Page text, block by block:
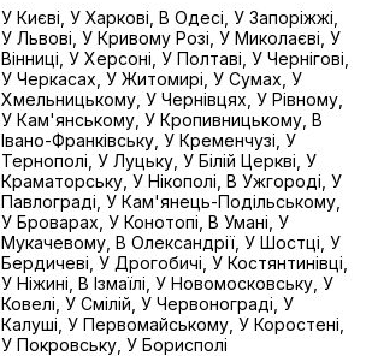
У Києві, У Харкові, В Одесі, У Запоріжжі,
У Львові, У Кривому Розі, У Миколаєві, У
Вінниці, У Херсоні, У Полтаві, У Чернігові,
У Черкасах, У Житомирі, У Сумах, У
Хмельницькому, У Чернівцях, У Рівному,
У Кам'янському, У Кропивницькому, В
Івано-Франківську, У Кременчузі, У
Тернополі, У Луцьку, У Білій Церкві, У
Краматорську, У Нікополі, В Ужгороді, У
Павлограді, У Кам'янець-Подільському,
У Броварах, У Конотопі, В Умані, У
Мукачевому, В Олександрії, У Шостці, У
Бердичеві, У Дрогобичі, У Костянтинівці,
У Ніжині, В Ізмаїлі, У Новомосковську, У
Ковелі, У Смілій, У Червонограді, У
Калуші, У Первомайському, У Коростені,
У Покровську, У Борисполі